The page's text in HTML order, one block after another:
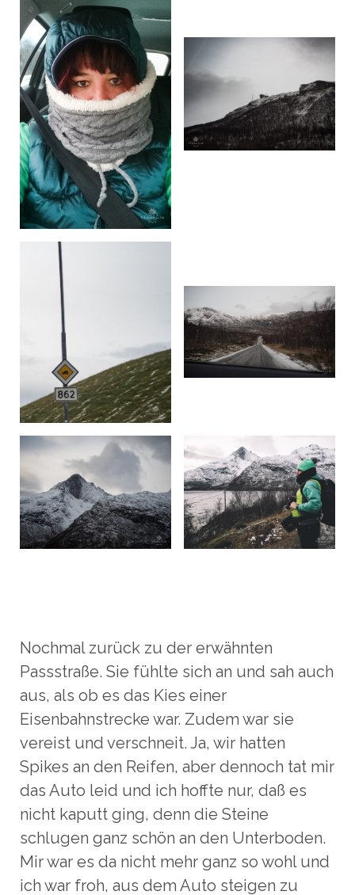
Nochmal zurück zu der erwähnten
Passstraße. Sie fühlte sich an und sah auch
aus, als ob es das Kies einer
Eisenbahnstrecke war. Zudem war sie
vereist und verschneit. Ja, wir hatten
Spikes an den Reifen, aber dennoch tat mir
das Auto leid und ich hoffte nur, daß es
nicht kaputt ging, denn die Steine
schlugen ganz schön an den Unterboden.
Mir war es da nicht mehr ganz so wohl und
ich war froh, aus dem Auto steigen zu